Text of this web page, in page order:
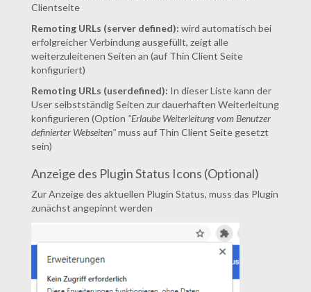
Clientseite
Remoting URLs (server defined): wird automatisch bei
erfolgreicher Verbindung ausgefüllt, zeigt alle
weiterzuleitenen Seiten an (auf Thin Client Seite
konfiguriert)
Remoting URLs (userdefined): In dieser Liste kann der
User selbstständig Seiten zur dauerhaften Weiterleitung
konfigurieren (Option "Erlaube Weiterleitung vom Benutzer
definierter Webseiten"muss auf Thin Client Seite gesetzt
sein)
Anzeige des Plugin Status Icons (Optional)
Zur Anzeige des aktuellen Plugin Status, muss das Plugin
zunächst angepinnt werden